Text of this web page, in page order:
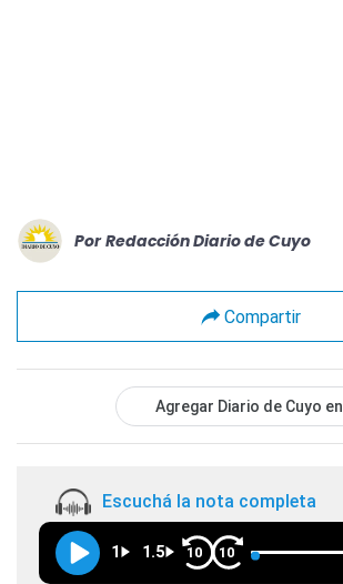
Por Redacción Diario de Cuyo
Compartir
Agregar Diario de Cuyo en
Escuchá la nota completa
1 1.5 10 10